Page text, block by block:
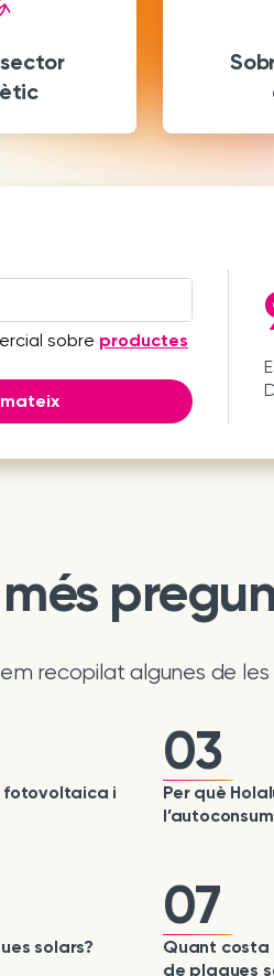
sobre productes
més
recopilat algunes de
fotovoltaica i
03
Per què
solars?
07
Quant costa
de plaques